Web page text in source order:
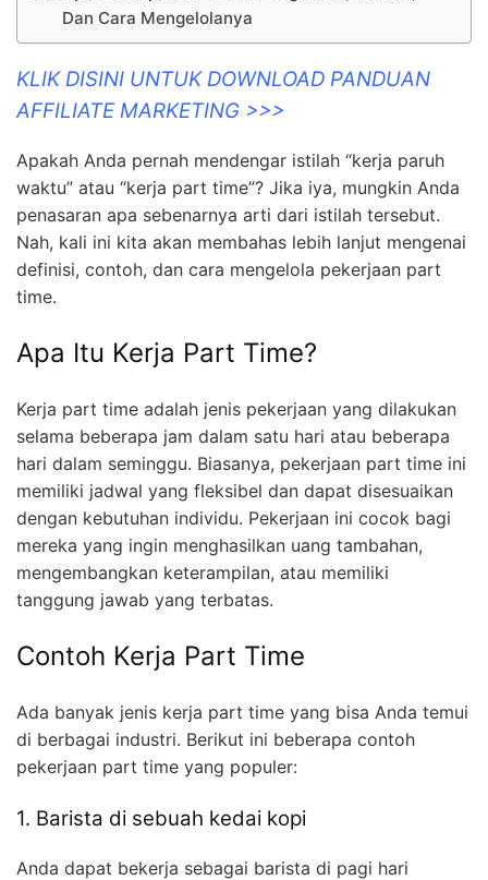
Dan Cara Mengelolanya
KLIK DISINI UNTUK DOWNLOAD PANDUAN
AFFILIATE MARKETING >>>
Apakah Anda pernah mendengar istilah “kerja paruh
waktu” atau “kerja part time”? Jika iya, mungkin Anda
penasaran apa sebenarnya arti dari istilah tersebut.
Nah, kali ini kita akan membahas lebih lanjut mengenai
definisi, contoh, dan cara mengelola pekerjaan part
time.
Apa Itu Kerja Part Time?
Kerja part time adalah jenis pekerjaan yang dilakukan
selama beberapa jam dalam satu hari atau beberapa
hari dalam seminggu. Biasanya, pekerjaan part time ini
memiliki jadwal yang fleksibel dan dapat disesuaikan
dengan kebutuhan individu. Pekerjaan ini cocok bagi
mereka yang ingin menghasilkan uang tambahan,
mengembangkan keterampilan, atau memiliki
tanggung jawab yang terbatas.
Contoh Kerja Part Time
Ada banyak jenis kerja part time yang bisa Anda temui
di berbagai industri. Berikut ini beberapa contoh
pekerjaan part time yang populer:
1. Barista di sebuah kedai kopi
Anda dapat bekerja sebagai barista di pagi hari